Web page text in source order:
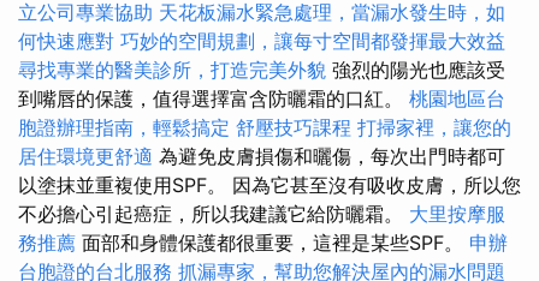
立公司專業協助 天花板漏水緊急處理，當漏水發生時，如
何快速應對 巧妙的空間規劃，讓每寸空間都發揮最大效益
尋找專業的醫美診所，打造完美外貌 強烈的陽光也應該受
到嘴唇的保護，值得選擇富含防曬霜的口紅。 桃園地區台
胞證辦理指南，輕鬆搞定 舒壓技巧課程 打掃家裡，讓您的
居住環境更舒適 為避免皮膚損傷和曬傷，每次出門時都可
以塗抹並重複使用SPF。 因為它甚至沒有吸收皮膚，所以您
不必擔心引起癌症，所以我建議它給防曬霜。 大里按摩服
務推薦 面部和身體保護都很重要，這裡是某些SPF。 申辦
台胞證的台北服務 抓漏專家，幫助您解決屋內的漏水問題